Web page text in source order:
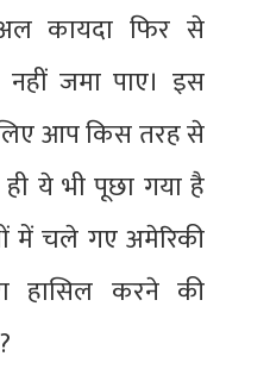
कायदा फिर से
जमा पाए। इस
आप किस तरह से
ये भी पूछा गया है
में चले गए अमेरिकी
हासिल करने की